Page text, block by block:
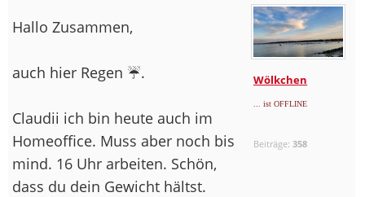
Wölkchen
... ist OFFLINE
Beiträge:358
Hallo Zusammen,
auch hier Regen ☔.
Claudii ich bin heute auch im
Homeoffice. Muss aber noch bis
mind. 16 Uhr arbeiten. Schön,
dass du dein Gewicht hältst.